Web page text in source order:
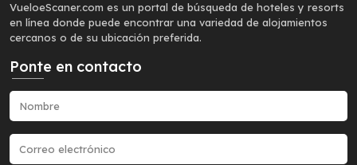
VueloeScaner.com es un portal de búsqueda de hoteles y resorts
en línea donde puede encontrar una variedad de alojamientos
cercanos o de su ubicación preferida.
Ponte en contacto